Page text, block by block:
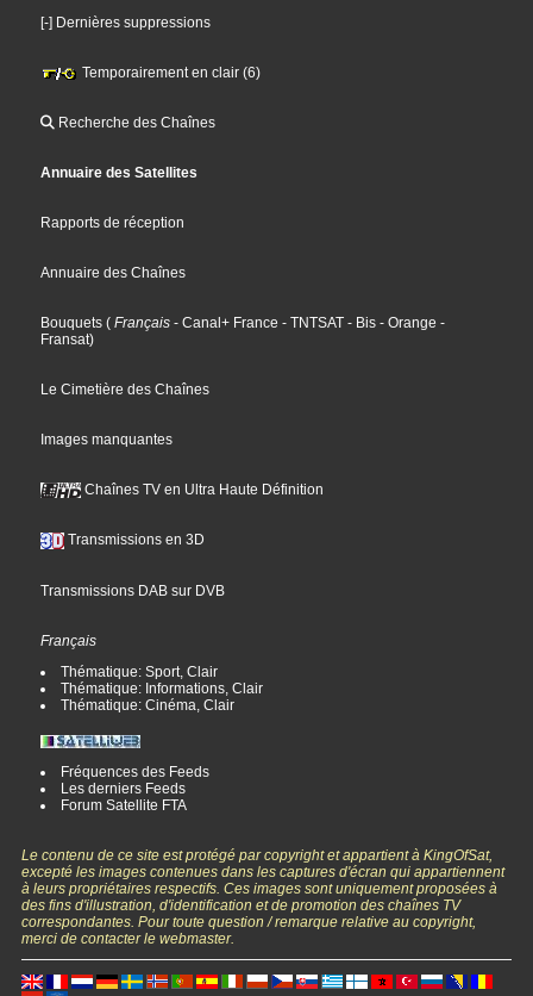
[-] Dernières suppressions
Temporairement en clair (6)
Recherche des Chaînes
Annuaire des Satellites
Rapports de réception
Annuaire des Chaînes
Bouquets ( Français - Canal+ France - TNTSAT - Bis - Orange -
Fransat)
Le Cimetière des Chaînes
Images manquantes
Chaînes TV en Ultra Haute Définition
Transmissions en 3D
Transmissions DAB sur DVB
Français
Thématique: Sport, Clair
Thématique: Informations, Clair
Thématique: Cinéma, Clair
Fréquences des Feeds
Les derniers Feeds
Forum Satellite FTA
Le contenu de ce site est protégé par copyright et appartient à KingOfSat,
excepté les images contenues dans les captures d'écran qui appartiennent
à leurs propriétaires respectifs. Ces images sont uniquement proposées à
des fins d'illustration, d'identification et de promotion des chaînes TV
correspondantes. Pour toute question / remarque relative au copyright,
merci de contacter le webmaster.